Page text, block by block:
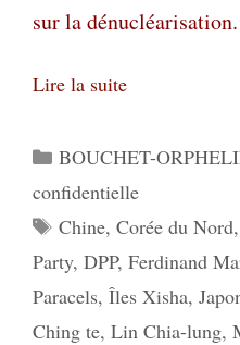
sur la dénucléarisation.
Lire la suite
Catégories
BOUCHET-
confidentielle
Étiquettes
Chine, Corée du Nord,
Party, DPP, Ferdinand
Paracels, Îles Xisha,
Ching te, Lin Chia-lung,